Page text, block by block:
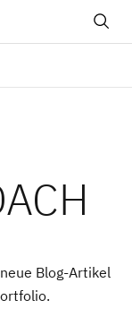
Blog-Artikel